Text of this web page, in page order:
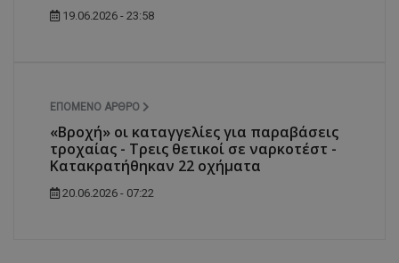
19.06.2026 - 23:58
ΕΠΌΜΕΝΟ ΆΡΘΡΟ
«Βροχή» οι καταγγελίες για παραβάσεις
τροχαίας - Τρεις θετικοί σε ναρκοτέστ -
Κατακρατήθηκαν 22 οχήματα
20.06.2026 - 07:22